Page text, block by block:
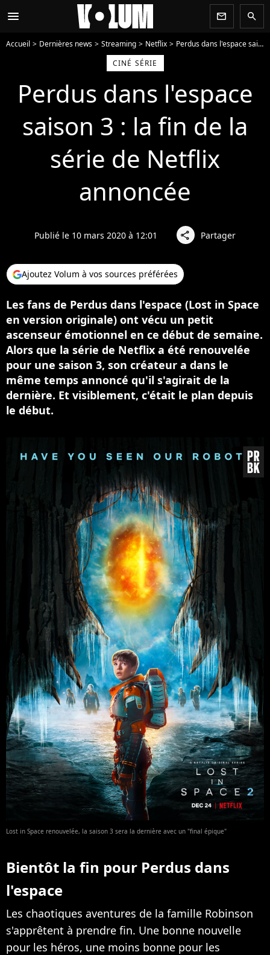
menu newsletter search
Accueil Dernières news Streaming Netflix
Perdus dans l'espace saison 3 : la fin de la série de Netflix annoncée
CINÉ SÉRIE
Perdus dans l'espace
saison 3 : la fin de la
série de Netflix
annoncée
Publié le 10 mars 2020 à 12:01 share Partager
Ajoutez Volum à vos sources préférées
Les fans de Perdus dans l'espace (Lost in Space
en version originale) ont vécu un petit
ascenseur émotionnel en ce début de semaine.
Alors que la série de Netflix a été renouvelée
pour une saison 3, son créateur a dans le
même temps annoncé qu'il s'agirait de la
dernière. Et visiblement, c'était le plan depuis
le début.
Lost in Space renouvelée, la saison 3 sera la dernière avec un "final épique"
Bientôt la fin pour Perdus dans
l'espace
Les chaotiques aventures de la famille Robinson
s'apprêtent à prendre fin. Une bonne nouvelle
pour les héros, une moins bonne pour les